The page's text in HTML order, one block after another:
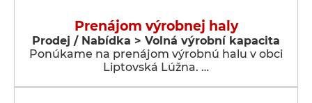
Prenájom výrobnej haly
Prodej / Nabídka > Volná výrobní kapacita
Ponúkame na prenájom výrobnú halu v obci
Liptovská Lúžna. …